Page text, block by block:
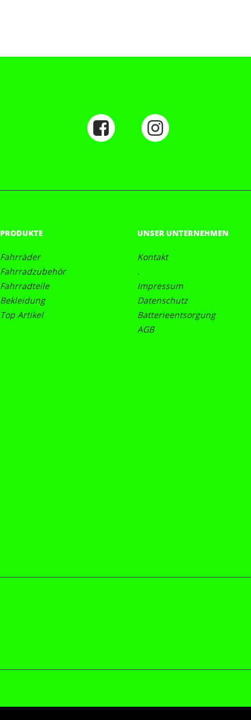
PRODUKTE
Fahrräder
Fahrradzubehör
Fahrradteile
Bekleidung
Top Artikel
UNSER UNTERNEHMEN
Kontakt
.
Impressum
Datenschutz
Batterieentsorgung
AGB